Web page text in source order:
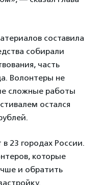
составила
собирали
часть
Волонтеры не
сложные работы
остался
23 городах России.
которые
и обратить